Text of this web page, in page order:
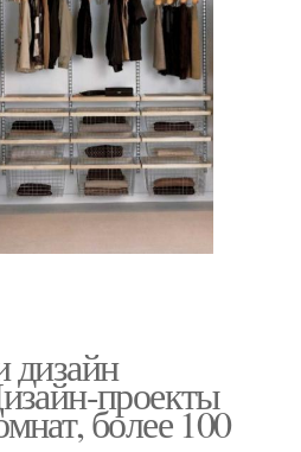
дизайн
проекты
более 100